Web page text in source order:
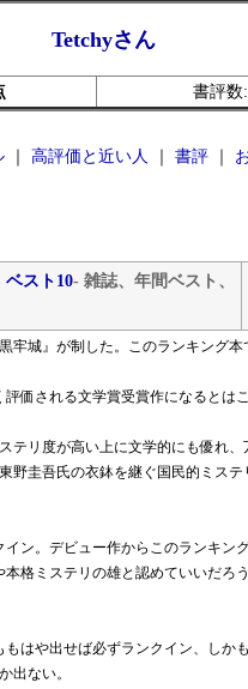
Tetchyさん
書評数:
高評価と近い人 書評
ベスト10- 雑誌、年間ベスト、
牢城』が制した。このランキング
価される文学賞受賞作になるとは
テリ度が高い上に文学的にも優れ
野圭吾氏の衣鉢を継ぐ国民的ミス
ン。デビュー作からこのランキン
格ミステリの雄と認めていいだろ
はや出せば必ずランクイン、しか
出ない。